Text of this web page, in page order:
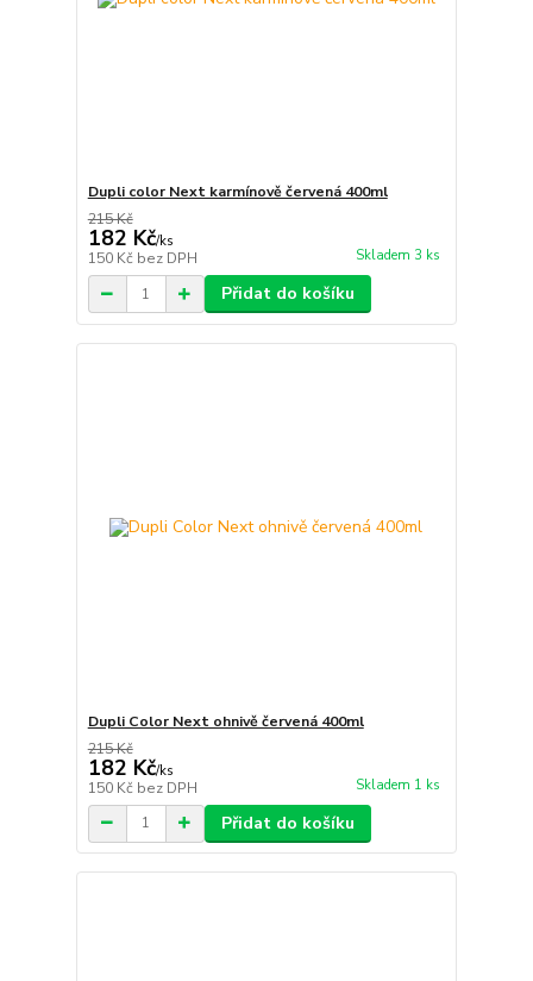
Dupli color Next karmínově červená 400ml
215 Kč
182 Kč/ks
150 Kč bez DPH Skladem 3 ks
Přidat do košíku
Dupli Color Next ohnivě červená 400ml
215 Kč
182 Kč/ks
150 Kč bez DPH Skladem 1 ks
Přidat do košíku